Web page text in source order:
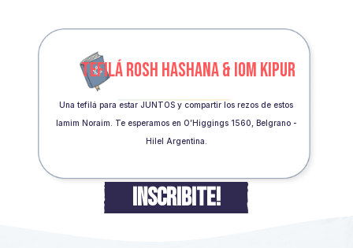
TEFILÁ ROSH HASHANA & IOM KIPUR
Una tefilá para estar JUNTOS y compartir los rezos de estos
Iamim Noraim. Te esperamos en O’Higgings 1560, Belgrano -
Hilel Argentina.
INSCRIBITE!